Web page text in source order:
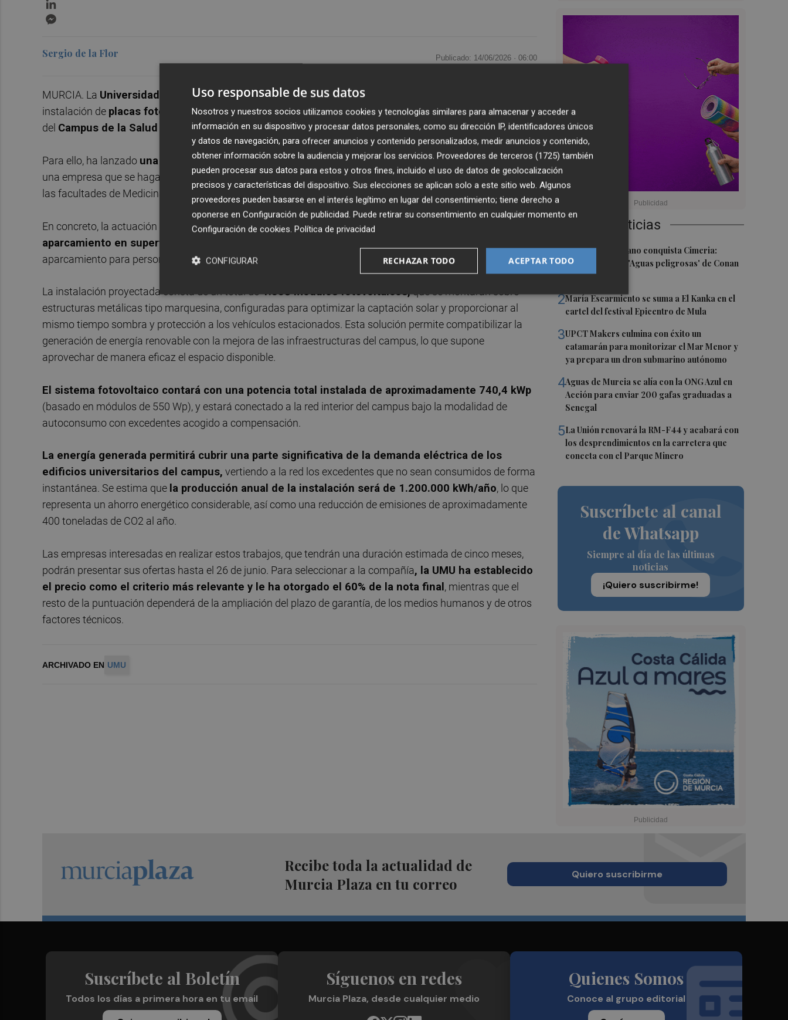
Últimas Noticias
1El talento murciano conquista Cimeria:
Dagnino ilustra 'Aguas peligrosas' de Conan
el Bárbaro
2María Escarmiento se suma a El Kanka en el
cartel del festival Epicentro de Mula
3UPCT Makers culmina con éxito un
catamarán para monitorizar el Mar Menor y
ya prepara un dron submarino autónomo
4Aguas de Murcia se alía con la ONG Azul en
Acción para enviar 200 gafas graduadas a
Senegal
5La Unión renovará la RM-F44 y acabará con
los desprendimientos en la carretera que
conecta con el Parque Minero
Suscríbete al canal
de Whatsapp
Siempre al día de las últimas
noticias
¡Quiero suscribirme!
Sergio de la Flor Publicado: 14/06/2026 · 06:00
MURCIA. La Universidad de Murciacontinúa avanzando hacia la sostenibilidad energética con una nueva
instalación de placas fotovoltaicas de autoconsumo, que en este caso abarca las nuevas instalaciones
del Campus de la Salud ubicado en El Palmar,junto al Hospital Virgen de la Arrixaca.
Para ello, ha lanzado una licitación valorada en 2,5 millones de euros con el objetivo de encontrar a
una empresa que se haga cargo de las obras necesarias para colocar estos paneles en el centro que alberga
las facultades de Medicina, Enfermería y Farmacia.
En concreto, la actuación está destinada a crear una planta solar sobre marquesinas en el
aparcamiento en superficie, diseñado para aproximadamente 296 vehículos,
aparcamiento para personas de movilidad reducida y 10 puntos de recarga para vehículos eléctricos
La instalación proyectada consta de un total de1.338 módulos fotovoltaicos,que se montarán sobre
estructuras metálicas tipo marquesina, configuradas para optimizar la captación solar y proporcionar al
mismo tiempo sombra y protección a los vehículos estacionados. Esta solución permite compatibilizar la
generación de energía renovable con la mejora de las infraestructuras del campus, lo que supone
aprovechar de manera eficaz el espacio disponible.
El sistema fotovoltaico contará con una potencia total instalada de aproximadamente 740,4 kWp
(basado en módulos de 550 Wp), y estará conectado a la red interior del campus bajo la modalidad de
autoconsumo con excedentes acogido a compensación.
La energía generada permitirá cubrir una parte significativa de la demanda eléctrica de los
edificios universitarios del campus, vertiendo a la red los excedentes que no sean consumidos de forma
instantánea. Se estima que la producción anual de la instalación será de 1.200.000 kWh/año, lo que
representa un ahorro energético considerable, así como una reducción de emisiones de aproximadamente
400 toneladas de CO2 al año.
Las empresas interesadas en realizar estos trabajos, que tendrán una duración estimada de cinco meses,
podrán presentar sus ofertas hasta el 26 de junio. Para seleccionar a la compañía, la UMU ha establecido
el precio como el criterio más relevante y le ha otorgado el 60% de la nota final , mientras que el
resto de la puntuación dependerá de la ampliación del plazo de garantía, de los medios humanos y de otros
factores técnicos.
ARCHIVADO EN UMU
Recibe toda la actualidad de
Murcia Plaza en tu correo
Quiero suscribirme
Suscríbete al Boletín
Todos los días a primera hora en tu email
Síguenos en redes
Murcia Plaza, desde cualquier medio
Quienes Somos
Conoce al grupo editorial
Uso responsable de sus datos
Nosotros y nuestros socios utilizamos cookies y tecnologías similares para almacenar y acceder a
información en su dispositivo y procesar datos personales, como su dirección IP, identificadores únicos
y datos de navegación, para ofrecer anuncios y contenido personalizados, medir anuncios y contenido,
obtener información sobre la audiencia y mejorar los servicios. Proveedores de terceros (1725) también
pueden procesar sus datos para estos y otros fines, incluido el uso de datos de geolocalización
precisos y características del dispositivo. Sus elecciones se aplican solo a este sitio web. Algunos
proveedores pueden basarse en el interés legítimo en lugar del consentimiento; tiene derecho a
oponerse en Configuración de publicidad. Puede retirar su consentimiento en cualquier momento en
Configuración de cookies. Política de privacidad
ACEPTAR TODO
RECHAZAR TODO
CONFIGURAR